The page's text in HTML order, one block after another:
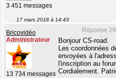
3 451 messages
17 mars 2018 à 14:43
Réponse
Bricovidéo
Administrateur
13 734 messages
Bonjour CS-road.
Les coordonnées
envoyées à
l'inscription au
Cordialement.